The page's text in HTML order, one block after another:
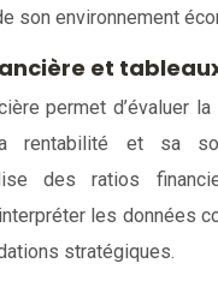
son environnement
et
permet d’évaluer
rentabilité et sa
des ratios
les données
stratégiques.